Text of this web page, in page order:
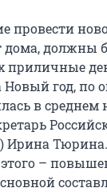
провести
дома, должны
приличные
Новый год, по
в среднем
Ирина
–